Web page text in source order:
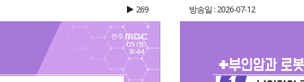
269 방송일 : 2026-07-12